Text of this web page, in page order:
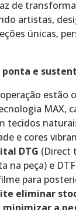
de
artistas,
únicas,
ponta e
estão
MAX,
tecidos
e cores
DTG (Direct
na peça) e
para
eliminar